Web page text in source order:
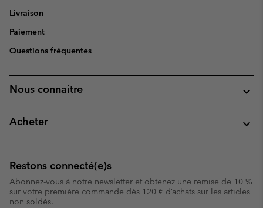
Livraison
Paiement
Questions fréquentes
Nous connaitre
Acheter
Restons connecté(e)s
Abonnez-vous à notre newsletter et obtenez une remise de 10 %
sur votre première commande dès 120 € d’achats sur les articles
non soldés.